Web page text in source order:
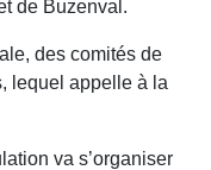
de Buzenval.
des comités de
lequel appelle à la
va s’organiser